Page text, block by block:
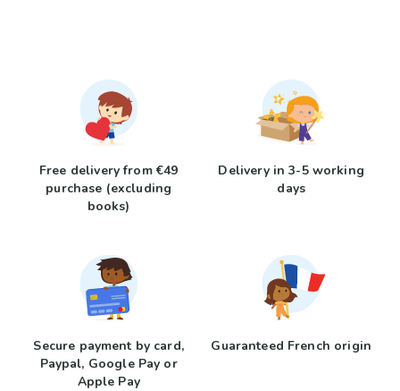
Free delivery from €49
purchase (excluding
books)
Delivery in 3-5 working
days
Secure payment by card,
Paypal, Google Pay or
Apple Pay
Guaranteed French origin